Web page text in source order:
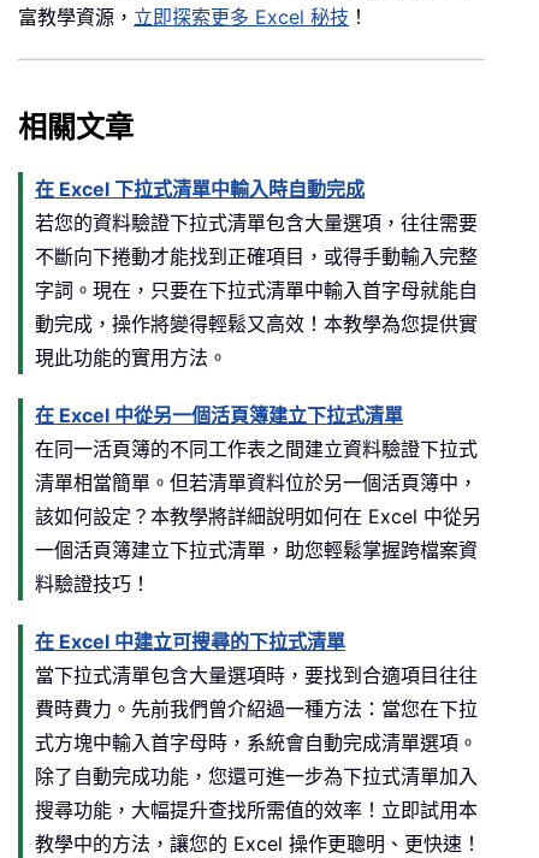
    Application
.Undo
                InStr
(1
            Target
.Value = xValue1
Else
            Target
.Value = xValue1
End If
End If
    Application
.EnableEvents
On Error GoTo 0
' Re-protect the sheet if it was
If isProtected Then
Me.Protect Password:=pswd
End
富教學資源， 立即探索更多 Excel 秘技 ！
相關文章
在 Excel 下拉式清單中輸入時自動完成
若您的資料驗證下拉式清單包含大量選項，往往需要
不斷向下捲動才能找到正確項目，或得手動輸入完整
字詞。現在，只要在下拉式清單中輸入首字母就能自
動完成，操作將變得輕鬆又高效！本教學為您提供實
現此功能的實用方法。
在 Excel 中從另一個活頁簿建立下拉式清單
在同一活頁簿的不同工作表之間建立資料驗證下拉式
清單相當簡單。但若清單資料位於另一個活頁簿中，
該如何設定？本教學將詳細說明如何在 Excel 中從另
一個活頁簿建立下拉式清單，助您輕鬆掌握跨檔案資
料驗證技巧！
在 Excel 中建立可搜尋的下拉式清單
當下拉式清單包含大量選項時，要找到合適項目往往
費時費力。先前我們曾介紹過一種方法：當您在下拉
式方塊中輸入首字母時，系統會自動完成清單選項。
除了自動完成功能，您還可進一步為下拉式清單加入
搜尋功能，大幅提升查找所需值的效率！立即試用本
教學中的方法，讓您的 Excel 操作更聰明、更快速！